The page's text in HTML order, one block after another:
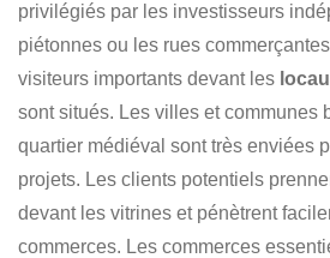
privilégiés par les investisseurs
piétonnes ou les rues
visiteurs importants devant les
sont situés. Les villes et communes
quartier médiéval sont très enviées
projets. Les clients potentiels
devant les vitrines et pénètrent
commerces. Les commerces